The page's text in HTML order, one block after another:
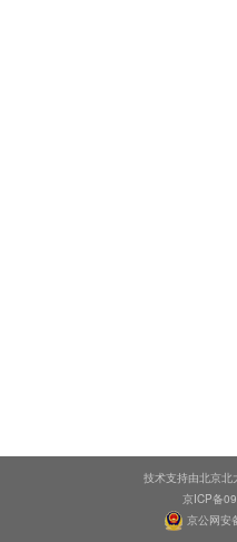
技术支持由北京北
京ICP备
京公网安